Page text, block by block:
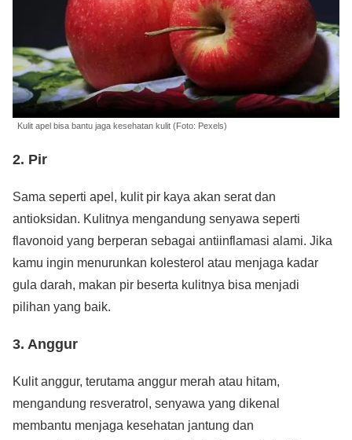
Kulit apel bisa bantu jaga kesehatan kulit (Foto: Pexels)
2. Pir
Sama seperti apel, kulit pir kaya akan serat dan
antioksidan. Kulitnya mengandung senyawa seperti
flavonoid yang berperan sebagai antiinflamasi alami. Jika
kamu ingin menurunkan kolesterol atau menjaga kadar
gula darah, makan pir beserta kulitnya bisa menjadi
pilihan yang baik.
3. Anggur
Kulit anggur, terutama anggur merah atau hitam,
mengandung resveratrol, senyawa yang dikenal
membantu menjaga kesehatan jantung dan